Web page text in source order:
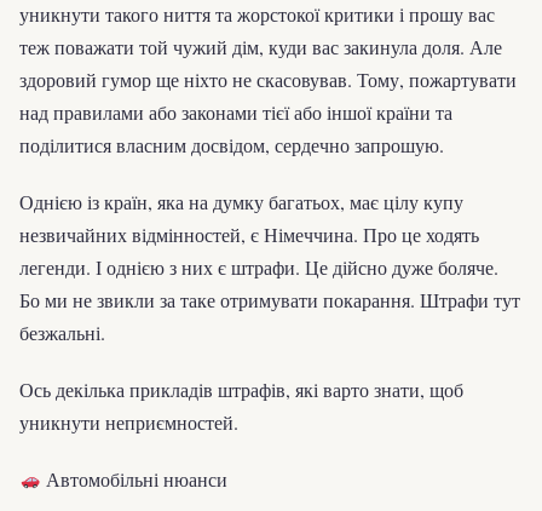
уникнути такого ниття та жорстокої критики і прошу вас
теж поважати той чужий дім, куди вас закинула доля. Але
здоровий гумор ще ніхто не скасовував. Тому, пожартувати
над правилами або законами тієї або іншої країни та
поділитися власним досвідом, сердечно запрошую.
Однією із країн, яка на думку багатьох, має цілу купу
незвичайних відмінностей, є Німеччина. Про це ходять
легенди. І однією з них є штрафи. Це дійсно дуже боляче.
Бо ми не звикли за таке отримувати покарання. Штрафи тут
безжальні.
Ось декілька прикладів штрафів, які варто знати, щоб
уникнути неприємностей.
Автомобільні нюанси